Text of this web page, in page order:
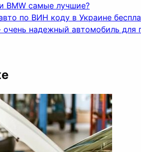
BMW самые лучшие?
по ВИН коду в Украине
очень надежный автомобиль для